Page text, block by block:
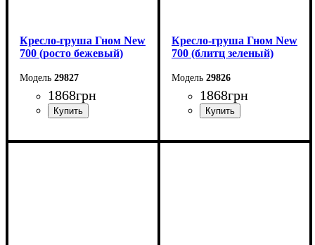
Кресло-груша Гном New
700 (росто бежевый)
29827
1868грн
Ширина: 70 см
Кресло-груша Гном New
700 (блитц зеленый)
29826
1868грн
Ширина: 70 см